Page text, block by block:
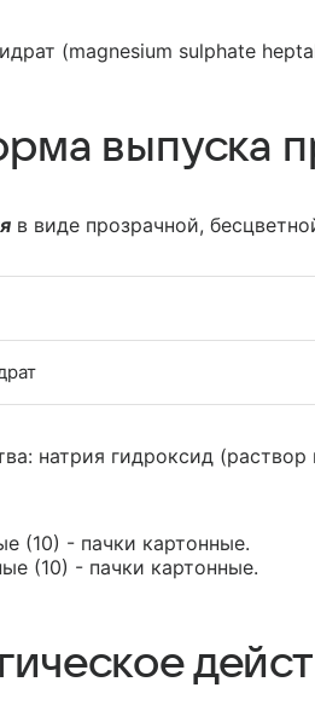
(magnesium sulphate
выпуска
в виде прозрачной,
натрия гидроксид
(10) - пачки картонные.
(10) - пачки картонные.